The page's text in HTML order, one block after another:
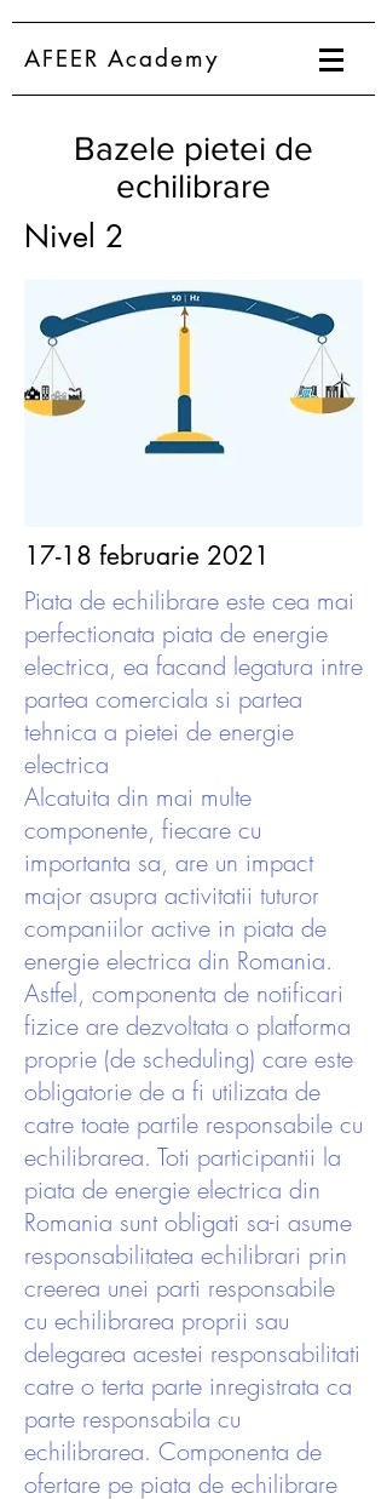
AFEER Academy
Bazele pietei de
echilibrare
Nivel 2
17-18 februarie 2021
Piata de echilibrare este cea mai
perfectionata piata de energie
electrica, ea facand legatura intre
partea comerciala si partea
tehnica a pietei de energie
electrica
Alcatuita din mai multe
componente, fiecare cu
importanta sa, are un impact
major asupra activitatii tuturor
companiilor active in piata de
energie electrica din Romania.
Astfel, componenta de notificari
fizice are dezvoltata o platforma
proprie (de scheduling) care este
obligatorie de a fi utilizata de
catre toate partile responsabile cu
echilibrarea. Toti participantii la
piata de energie electrica din
Romania sunt obligati sa-i asume
responsabilitatea echilibrari prin
creerea unei parti responsabile
cu echilibrarea proprii sau
delegarea acestei responsabilitati
catre o terta parte inregistrata ca
parte responsabila cu
echilibrarea. Componenta de
ofertare pe piata de echilibrare